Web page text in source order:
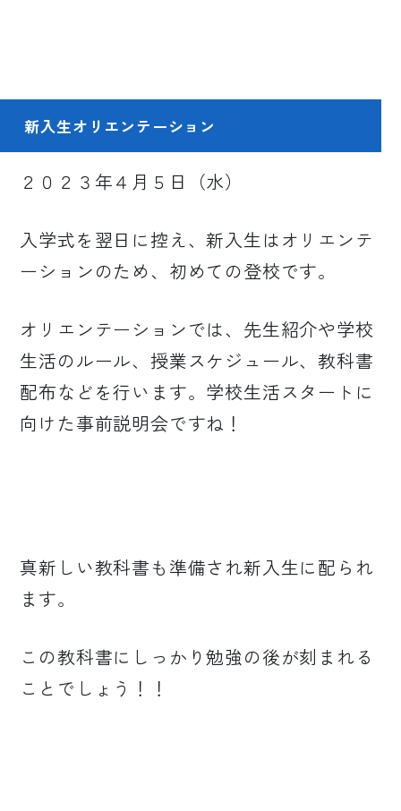
新入生オリエンテーション
２０２３年４月５日（水）
入学式を翌日に控え、新入生はオリエンテ
ーションのため、初めての登校です。
オリエンテーションでは、先生紹介や学校
生活のルール、授業スケジュール、教科書
配布などを行います。学校生活スタートに
向けた事前説明会ですね！
真新しい教科書も準備され新入生に配られ
ます。
この教科書にしっかり勉強の後が刻まれる
ことでしょう！！